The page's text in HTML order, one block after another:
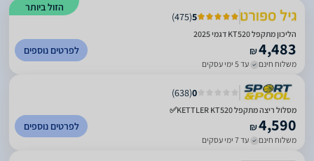
הזול ביותר
5
(
475
)
הליכון מתקפל KT520 דגמי 2025
₪4,483
משלוח חינם עד 5 ימי עסקים
לפרטים נוספים
0
(
638
)
מסלול ריצה מתקפל KETTLER KT520✅
₪4,590
משלוח חינם עד 7 ימי עסקים
לפרטים נוספים